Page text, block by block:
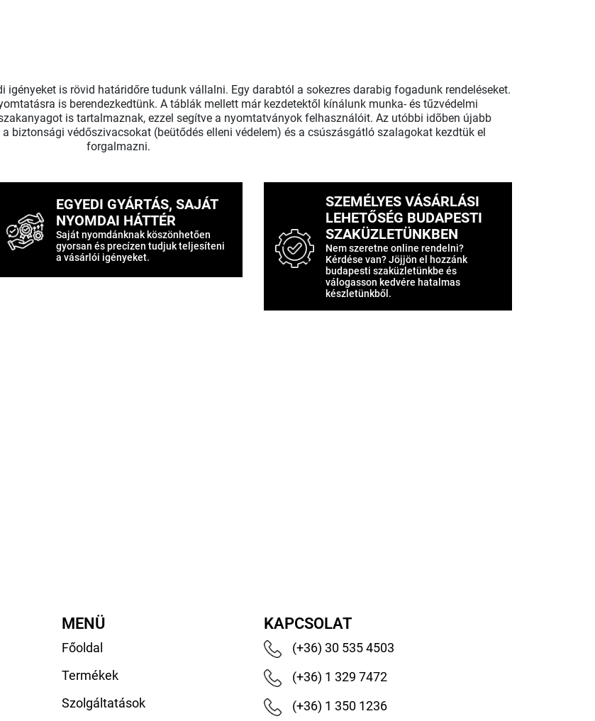
igényeket is rövid határidőre tudunk vállalni. Egy darabtól a sokezres darabig fogadunk rendeléseket.
is berendezkedtünk. A táblák mellett már kezdetektől kínálunk munka- és tűzvédelmi
is tartalmaznak, ezzel segítve a nyomtatványok felhasználóit. Az utóbbi idõben újabb
biztonsági védőszivacsokat (beütődés elleni védelem) és a csúszásgátló szalagokat kezdtük el
forgalmazni.
EGYEDI GYÁRTÁS, SAJÁT
NYOMDAI HÁTTÉR
Saját nyomdánknak köszönhetően
gyorsan és precízen tudjuk teljesíteni
a vásárlói igényeket.
SZEMÉLYES VÁSÁRLÁSI
LEHETŐSÉG BUDAPESTI
SZAKÜZLETÜNKBEN
Nem szeretne online rendelni?
Kérdése van? Jöjjön el hozzánk
budapesti szaküzletünkbe és
válogasson kedvére hatalmas
készletünkből.
MENÜ
Főoldal
Termékek
Szolgáltatások
KAPCSOLAT
(+36) 30 535 4503
(+36) 1 329 7472
(+36) 1 350 1236